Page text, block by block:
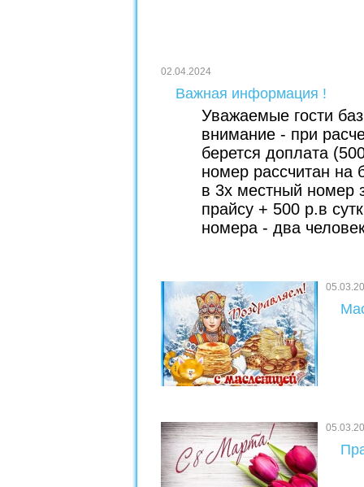
02.04.2024
Важная информация !
Уважаемые гости
внимание - при
берется доплата
номер рассчитан на
в 3х местный номер
прайсу + 500 р.в
номера - два